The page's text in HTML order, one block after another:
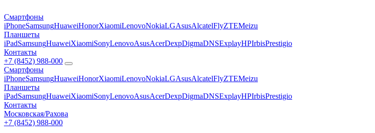
Смартфоны
iPhoneSamsungHuaweiHonorXiaomiLenovoNokiaLGAsusAlcatelFlyZTEMeizu
Планшеты
iPadSamsungHuaweiXiaomiSonyLenovoAsusAcerDexpDigmaDNSExplayHPIrbisPrestigio
Контакты
+7 (8452) 988-000
Смартфоны
iPhoneSamsungHuaweiHonorXiaomiLenovoNokiaLGAsusAlcatelFlyZTEMeizu
Планшеты
iPadSamsungHuaweiXiaomiSonyLenovoAsusAcerDexpDigmaDNSExplayHPIrbisPrestigio
Контакты
Московская/Рахова
+7 (8452) 988-000